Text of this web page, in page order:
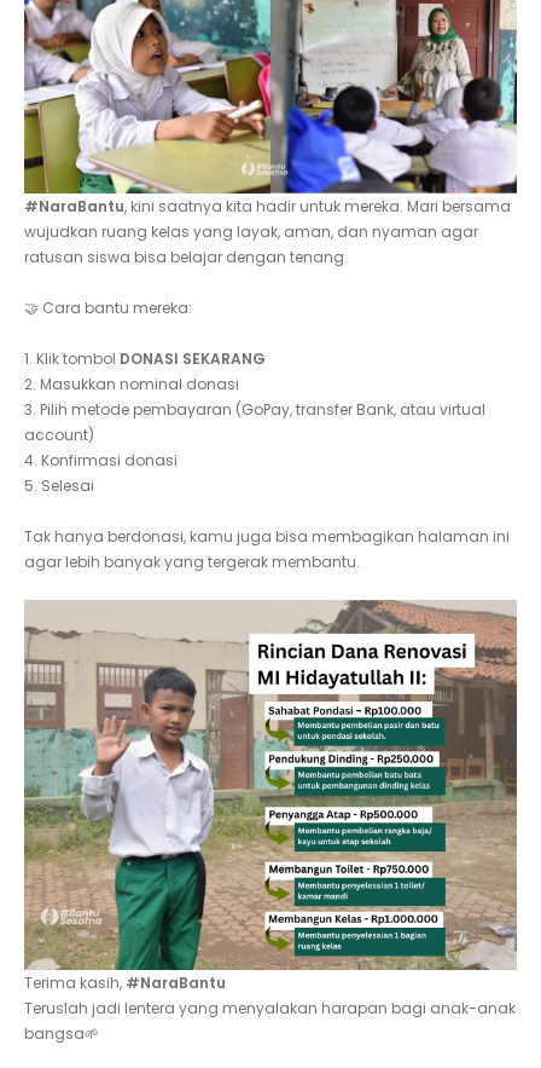
#NaraBantu, kini saatnya kita hadir untuk mereka. Mari bersama
wujudkan ruang kelas yang layak, aman, dan nyaman agar
ratusan siswa bisa belajar dengan tenang.
🤝 Cara bantu mereka:
1. Klik tombol DONASI SEKARANG
2. Masukkan nominal donasi
3. Pilih metode pembayaran (GoPay, transfer Bank, atau virtual
account)
4. Konfirmasi donasi
5. Selesai
Tak hanya berdonasi, kamu juga bisa membagikan halaman ini
agar lebih banyak yang tergerak membantu.
Terima kasih, #NaraBantu
Teruslah jadi lentera yang menyalakan harapan bagi anak-anak
bangsa🌱